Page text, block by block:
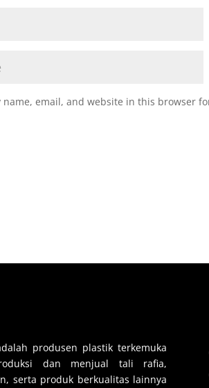
name, email, and website in this browser
produsen plastik terkemuka
dan menjual tali rafia,
serta produk berkualitas lainnya